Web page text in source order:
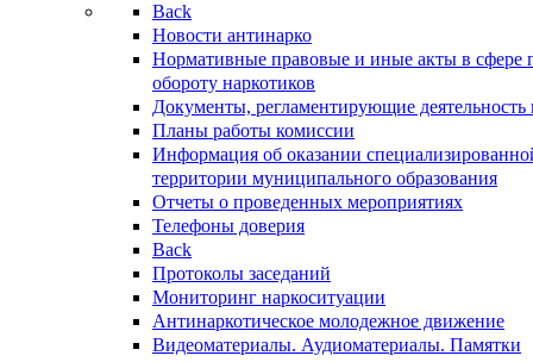
Back
Новости антинарко
Нормативные правовые и иные акты в сфере
обороту наркотиков
Документы, регламентирующие деятельность
Планы работы комиссии
Информация об оказании
территории муниципального образования
Отчеты о проведенных мероприятиях
Телефоны доверия
Back
Протоколы заседаний
Мониторинг наркоситуации
Антинаркотическое молодежное движение
Видеоматериалы. Аудиоматериалы. Памятки